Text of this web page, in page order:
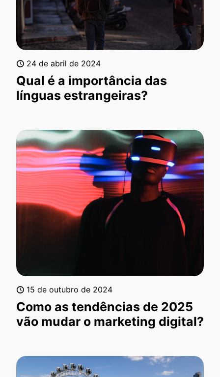
24 de abril de 2024
Qual é a importância das
línguas estrangeiras?
15 de outubro de 2024
Como as tendências de 2025
vão mudar o marketing digital?